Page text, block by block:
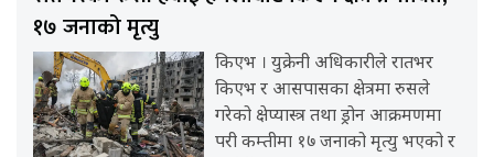
१७ जनाको मृत्यु
किएभ । युक्रेनी अधिकारीले रातभर
किएभ र आसपासका क्षेत्रमा रुसले
गरेको क्षेप्यास्त्र तथा ड्रोन आक्रमणमा
परी कम्तीमा १७ जनाको मृत्यु भएको र